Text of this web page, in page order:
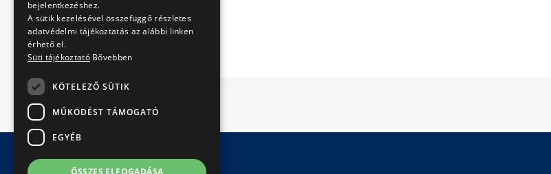
bejelentkezéshez.
A sütik kezelésével összefüggő részletes
adatvédelmi tájékoztatás az alábbi linken
érhető el.
Süti tájékoztató Bővebben
KÖTELEZŐ SÜTIK
MŰKÖDÉST TÁMOGATÓ
EGYÉB
ÖSSZES ELFOGADÁSA